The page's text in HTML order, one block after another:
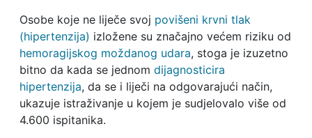
Osobe koje ne liječe svoj povišeni krvni tlak
(hipertenzija) izložene su značajno većem riziku od
hemoragijskog moždanog udara, stoga je izuzetno
bitno da kada se jednom dijagnosticira
hipertenzija, da se i liječi na odgovarajući način,
ukazuje istraživanje u kojem je sudjelovalo više od
4.600 ispitanika.